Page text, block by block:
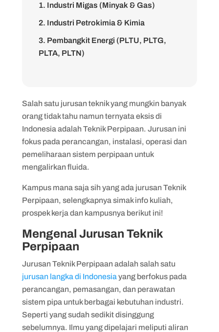
1. Industri Migas (Minyak & Gas)
2. Industri Petrokimia & Kimia
3. Pembangkit Energi (PLTU, PLTG,
PLTA, PLTN)
6. Konstruksi & EPC (Engineering,
Procurement, Construction)
Salah satu jurusan teknik yang mungkin banyak
orang tidak tahu namun ternyata eksis di
Indonesia adalah Teknik Perpipaan. Jurusan ini
fokus pada perancangan, instalasi, operasi dan
pemeliharaan sistem perpipaan untuk
mengalirkan fluida.
Kampus mana saja sih yang ada jurusan Teknik
Perpipaan, selengkapnya simak info kuliah,
prospek kerja dan kampusnya berikut ini!
Mengenal Jurusan Teknik
Perpipaan
Jurusan Teknik Perpipaan adalah salah satu
jurusan langka di Indonesiayang berfokus pada
perancangan, pemasangan, dan perawatan
sistem pipa untuk berbagai kebutuhan industri.
Seperti yang sudah sedikit disinggung
sebelumnya. Ilmu yang dipelajari meliputi aliran